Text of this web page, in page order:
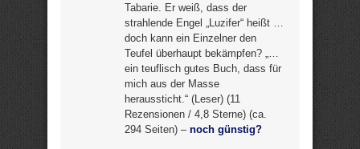
Tabarie. Er weiß, dass der
strahlende Engel „Luzifer“ heißt …
doch kann ein Einzelner den
Teufel überhaupt bekämpfen? „…
ein teuflisch gutes Buch, dass für
mich aus der Masse
heraussticht.“ (Leser) (11
Rezensionen / 4,8 Sterne) (ca.
294 Seiten) – noch günstig?